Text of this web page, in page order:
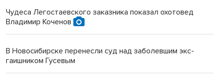
Чудеса Легостаевского заказника показал охотовед
Владимир Коченов
В Новосибирске перенесли суд над заболевшим экс-
гаишником Гусевым